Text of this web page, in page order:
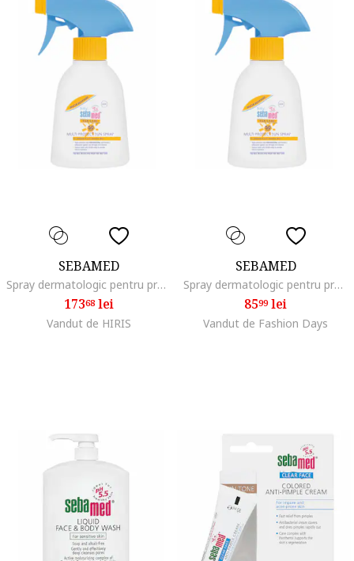
SEBAMED
Spray dermatologic pentru protectie solara SPF 50, Baby, 200 ml
17368lei
Vandut de HIRIS
SEBAMED
Spray dermatologic pentru protectie solara SPF 50, Baby, 200 ml
8599lei
Vandut de Fashion Days